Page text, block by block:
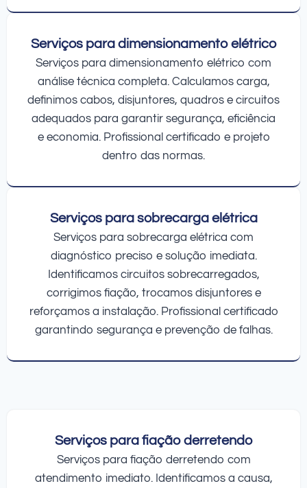
Serviços para dimensionamento elétrico
Serviços para dimensionamento elétrico com
análise técnica completa. Calculamos carga,
definimos cabos, disjuntores, quadros e circuitos
adequados para garantir segurança, eficiência
e economia. Profissional certificado e projeto
dentro das normas.
Serviços para sobrecarga elétrica
Serviços para sobrecarga elétrica com
diagnóstico preciso e solução imediata.
Identificamos circuitos sobrecarregados,
corrigimos fiação, trocamos disjuntores e
reforçamos a instalação. Profissional certificado
garantindo segurança e prevenção de falhas.
Serviços para fiação derretendo
Serviços para fiação derretendo com
atendimento imediato. Identificamos a causa,